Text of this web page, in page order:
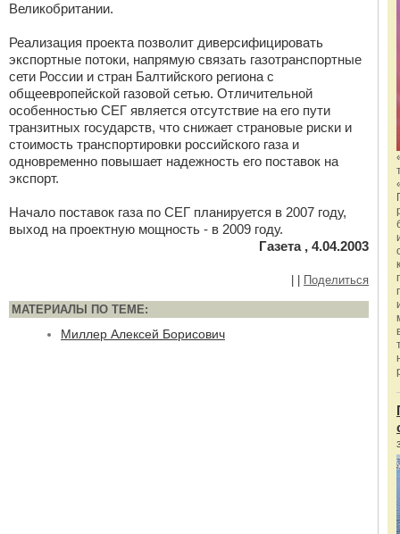
Великобритании.
Реализация проекта позволит диверсифицировать
экспортные потоки, напрямую связать газотранспортные
сети России и стран Балтийского региона с
общеевропейской газовой сетью. Отличительной
особенностью СЕГ является отсутствие на его пути
транзитных государств, что снижает страновые риски и
стоимость транспортировки российского газа и
одновременно повышает надежность его поставок на
экспорт.
Начало поставок газа по СЕГ планируется в 2007 году,
выход на проектную мощность - в 2009 году.
Газета , 4.04.2003
Поделиться
МАТЕРИАЛЫ ПО ТЕМЕ:
Миллер Алексей Борисович